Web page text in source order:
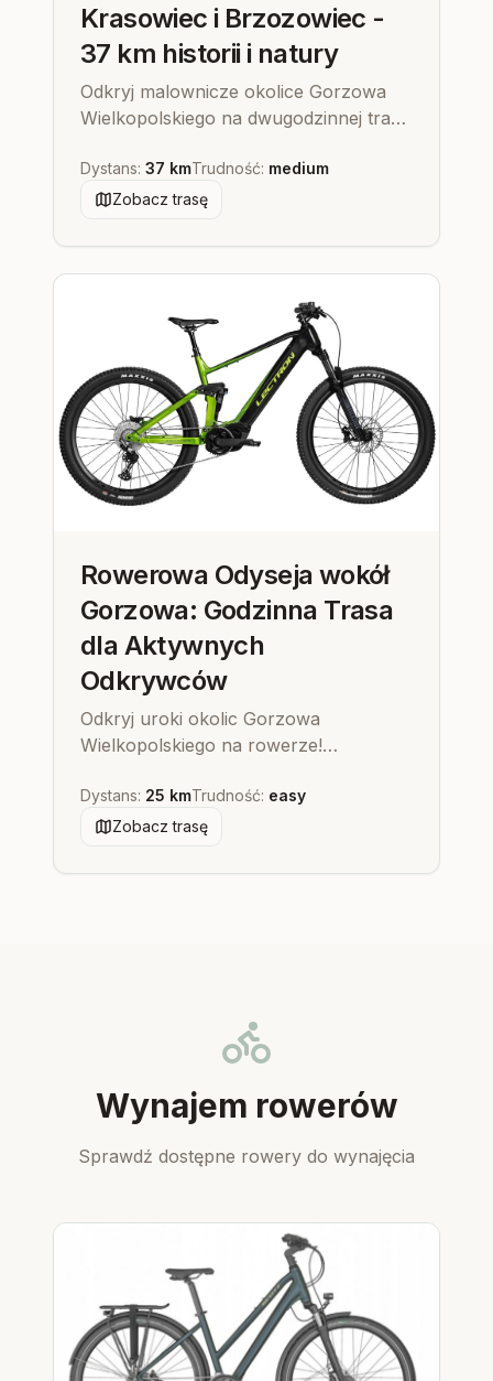
Krasowiec i Brzozowiec -
37 km historii i natury
Odkryj malownicze okolice Gorzowa
Wielkopolskiego na dwugodzinnej trasie
urokliwe miejscowości Ulim, Koszęcin,
Krasowiec i Brzozowiec, pełne historii i
spokoju.
Dystans: 37 kmTrudność: medium
Zobacz trasę
Rowerowa Odyseja wokół
Gorzowa: Godzinna Trasa
dla Aktywnych
Odkrywców
Odkryj uroki okolic Gorzowa
Wielkopolskiego na rowerze!
Hostelu Przed Świtem, mijającą
malownicze miejscowości Borek i
Deszczno z zabytkowymi kościołami.
Dostępne rowery na miejscu!
Dystans: 25 kmTrudność: easy
Zobacz trasę
Wynajem rowerów
Sprawdź dostępne rowery do wynajęcia